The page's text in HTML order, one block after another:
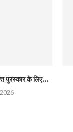
पुरस्कार के लिए...